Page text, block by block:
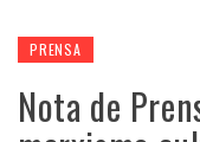
PRENSA
Nota de